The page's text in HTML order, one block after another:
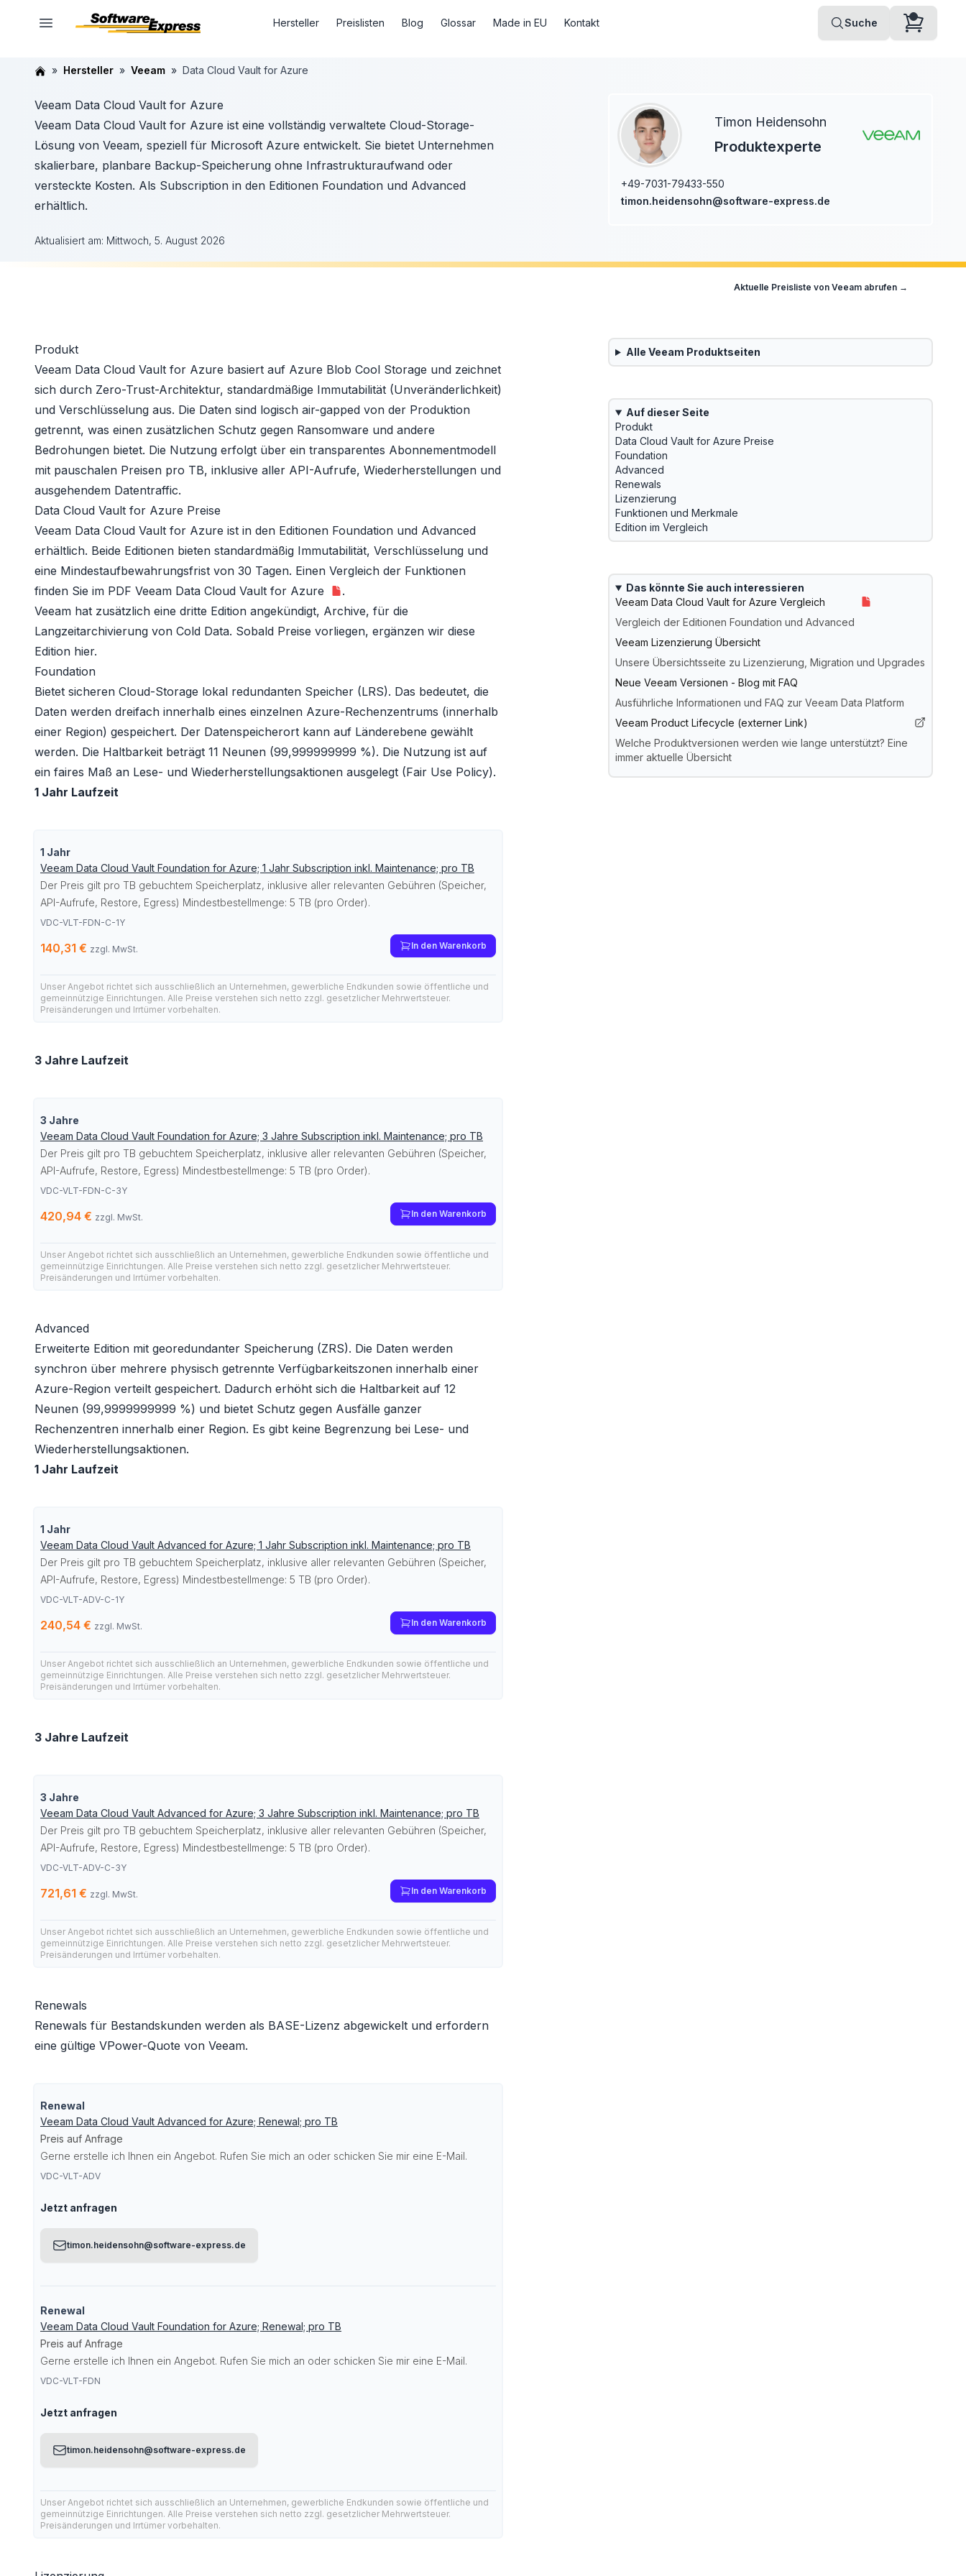
Hersteller Preislisten Blog Glossar Made in EU Kontakt Suche
Hersteller Veeam Data Cloud Vault for Azure
Veeam Data Cloud Vault for Azure
Veeam Data Cloud Vault for Azure ist eine vollständig verwaltete Cloud-Storage-
Lösung von Veeam, speziell für Microsoft Azure entwickelt. Sie bietet Unternehmen
skalierbare, planbare Backup-Speicherung ohne Infrastrukturaufwand oder
versteckte Kosten. Als Subscription in den Editionen Foundation und Advanced
erhältlich.
Timon Heidensohn
Produktexperte
+49-7031-79433-550
timon.heidensohn@software-express.de
Aktualisiert am: Mittwoch, 5. August 2026
Aktuelle Preisliste von Veeam abrufen →
Produkt
Veeam Data Cloud Vault for Azure basiert auf Azure Blob Cool Storage und zeichnet
sich durch Zero-Trust-Architektur, standardmäßige Immutabilität (Unveränderlichkeit)
und Verschlüsselung aus. Die Daten sind logisch air-gapped von der Produktion
getrennt, was einen zusätzlichen Schutz gegen Ransomware und andere
Bedrohungen bietet. Die Nutzung erfolgt über ein transparentes Abonnementmodell
mit pauschalen Preisen pro TB, inklusive aller API-Aufrufe, Wiederherstellungen und
ausgehendem Datentraffic.
Data Cloud Vault for Azure Preise
Veeam Data Cloud Vault for Azure ist in den Editionen Foundation und Advanced
erhältlich. Beide Editionen bieten standardmäßig Immutabilität, Verschlüsselung und
eine Mindestaufbewahrungsfrist von 30 Tagen. Einen Vergleich der Funktionen
finden Sie im PDF Veeam Data Cloud Vault for Azure
.
Veeam hat zusätzlich eine dritte Edition angekündigt, Archive, für die
Langzeitarchivierung von Cold Data. Sobald Preise vorliegen, ergänzen wir diese
Edition hier.
Foundation
Bietet sicheren Cloud-Storage lokal redundanten Speicher (LRS). Das bedeutet, die
Daten werden dreifach innerhalb eines einzelnen Azure-Rechenzentrums (innerhalb
einer Region) gespeichert. Der Datenspeicherort kann auf Länderebene gewählt
werden. Die Haltbarkeit beträgt 11 Neunen (99,999999999 %). Die Nutzung ist auf
ein faires Maß an Lese- und Wiederherstellungsaktionen ausgelegt (Fair Use Policy).
1 Jahr Laufzeit
1 Jahr
Veeam Data Cloud Vault Foundation for Azure; 1 Jahr Subscription inkl. Maintenance; pro TB
Der Preis gilt pro TB gebuchtem Speicherplatz, inklusive aller relevanten Gebühren (Speicher,
API-Aufrufe, Restore, Egress) Mindestbestellmenge: 5 TB (pro Order).
VDC-VLT-FDN-C-1Y
140,31 € zzgl. MwSt. In den Warenkorb
Unser Angebot richtet sich ausschließlich an Unternehmen, gewerbliche Endkunden sowie öffentliche und
gemeinnützige Einrichtungen. Alle Preise verstehen sich netto zzgl. gesetzlicher Mehrwertsteuer.
Preisänderungen und Irrtümer vorbehalten.
3 Jahre Laufzeit
3 Jahre
Veeam Data Cloud Vault Foundation for Azure; 3 Jahre Subscription inkl. Maintenance; pro TB
Der Preis gilt pro TB gebuchtem Speicherplatz, inklusive aller relevanten Gebühren (Speicher,
API-Aufrufe, Restore, Egress) Mindestbestellmenge: 5 TB (pro Order).
VDC-VLT-FDN-C-3Y
420,94 € zzgl. MwSt. In den Warenkorb
Unser Angebot richtet sich ausschließlich an Unternehmen, gewerbliche Endkunden sowie öffentliche und
gemeinnützige Einrichtungen. Alle Preise verstehen sich netto zzgl. gesetzlicher Mehrwertsteuer.
Preisänderungen und Irrtümer vorbehalten.
Advanced
Erweiterte Edition mit georedundanter Speicherung (ZRS). Die Daten werden
synchron über mehrere physisch getrennte Verfügbarkeitszonen innerhalb einer
Azure-Region verteilt gespeichert. Dadurch erhöht sich die Haltbarkeit auf 12
Neunen (99,9999999999 %) und bietet Schutz gegen Ausfälle ganzer
Rechenzentren innerhalb einer Region. Es gibt keine Begrenzung bei Lese- und
Wiederherstellungsaktionen.
1 Jahr Laufzeit
1 Jahr
Veeam Data Cloud Vault Advanced for Azure; 1 Jahr Subscription inkl. Maintenance; pro TB
Der Preis gilt pro TB gebuchtem Speicherplatz, inklusive aller relevanten Gebühren (Speicher,
API-Aufrufe, Restore, Egress) Mindestbestellmenge: 5 TB (pro Order).
VDC-VLT-ADV-C-1Y
240,54 € zzgl. MwSt. In den Warenkorb
Unser Angebot richtet sich ausschließlich an Unternehmen, gewerbliche Endkunden sowie öffentliche und
gemeinnützige Einrichtungen. Alle Preise verstehen sich netto zzgl. gesetzlicher Mehrwertsteuer.
Preisänderungen und Irrtümer vorbehalten.
3 Jahre Laufzeit
3 Jahre
Veeam Data Cloud Vault Advanced for Azure; 3 Jahre Subscription inkl. Maintenance; pro TB
Der Preis gilt pro TB gebuchtem Speicherplatz, inklusive aller relevanten Gebühren (Speicher,
API-Aufrufe, Restore, Egress) Mindestbestellmenge: 5 TB (pro Order).
VDC-VLT-ADV-C-3Y
721,61 € zzgl. MwSt. In den Warenkorb
Unser Angebot richtet sich ausschließlich an Unternehmen, gewerbliche Endkunden sowie öffentliche und
gemeinnützige Einrichtungen. Alle Preise verstehen sich netto zzgl. gesetzlicher Mehrwertsteuer.
Preisänderungen und Irrtümer vorbehalten.
Renewals
Renewals für Bestandskunden werden als BASE-Lizenz abgewickelt und erfordern
eine gültige VPower-Quote von Veeam.
Renewal
Veeam Data Cloud Vault Advanced for Azure; Renewal; pro TB
Preis auf Anfrage
Gerne erstelle ich Ihnen ein Angebot. Rufen Sie mich an oder schicken Sie mir eine E-Mail.
VDC-VLT-ADV
Jetzt anfragen
timon.heidensohn@software-express.de
Renewal
Veeam Data Cloud Vault Foundation for Azure; Renewal; pro TB
Preis auf Anfrage
Gerne erstelle ich Ihnen ein Angebot. Rufen Sie mich an oder schicken Sie mir eine E-Mail.
VDC-VLT-FDN
Jetzt anfragen
timon.heidensohn@software-express.de
Unser Angebot richtet sich ausschließlich an Unternehmen, gewerbliche Endkunden sowie öffentliche und
gemeinnützige Einrichtungen. Alle Preise verstehen sich netto zzgl. gesetzlicher Mehrwertsteuer.
Preisänderungen und Irrtümer vorbehalten.
Alle Veeam Produktseiten
Auf dieser Seite
Produkt
Data Cloud Vault for Azure Preise
Foundation
Advanced
Renewals
Lizenzierung
Funktionen und Merkmale
Edition im Vergleich
Das könnte Sie auch interessieren
Veeam Data Cloud Vault for Azure Vergleich
Vergleich der Editionen Foundation und Advanced
Veeam Lizenzierung Übersicht
Unsere Übersichtsseite zu Lizenzierung, Migration und Upgrades
Neue Veeam Versionen - Blog mit FAQ
Ausführliche Informationen und FAQ zur Veeam Data Platform
Veeam Product Lifecycle (externer Link)
Welche Produktversionen werden wie lange unterstützt? Eine
immer aktuelle Übersicht